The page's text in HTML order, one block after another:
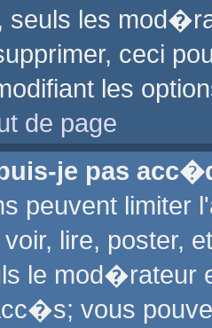
les
ceci
les
de page
je pas
peuvent
lire, poster,
le mod�rateur
vous